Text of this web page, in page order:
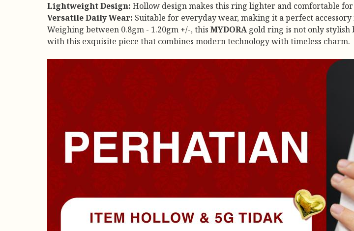
Lightweight Design: Hollow design makes this ring lighter and comfortable
Versatile Daily Wear: Suitable for everyday wear, making it a perfect accessory
Weighing between 0.8gm - 1.20gm +/-, this MYDORA gold ring is not only stylish
with this exquisite piece that combines modern technology with timeless charm.